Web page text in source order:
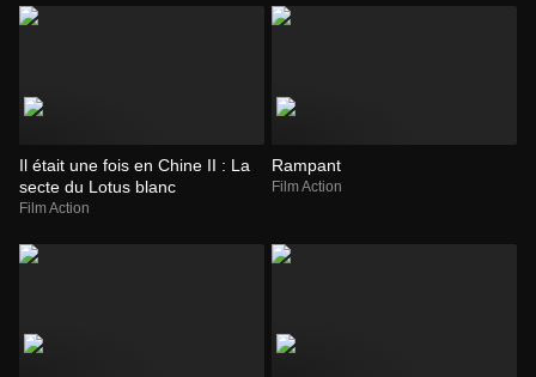
Il était une fois en Chine II : La
secte du Lotus blanc
Film Action
Rampant
Film Action